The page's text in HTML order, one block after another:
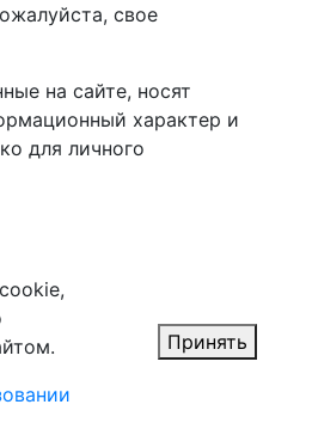
свое
на сайте, носят
характер и
для личного
Принять